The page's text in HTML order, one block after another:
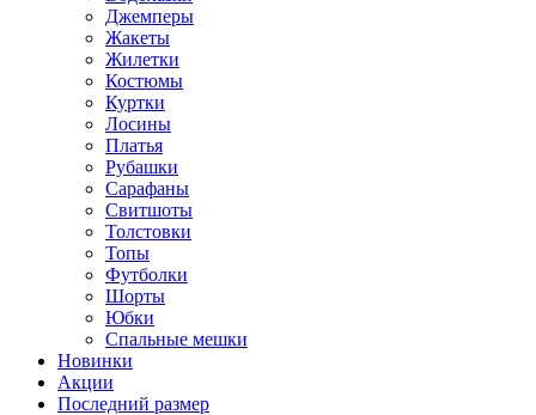
Джемперы
Жакеты
Жилетки
Костюмы
Куртки
Лосины
Платья
Рубашки
Сарафаны
Свитшоты
Толстовки
Топы
Футболки
Шорты
Юбки
Спальные мешки
Новинки
Акции
Последний размер